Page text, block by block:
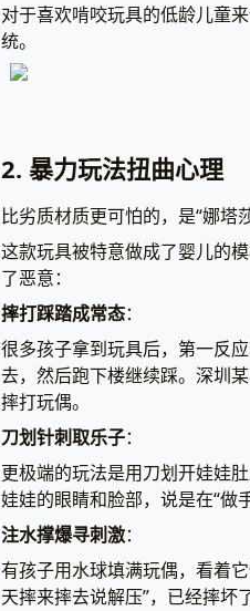
对于喜欢啃咬玩具的低龄儿童
统。
2. 暴力玩法扭曲心理
比劣质材质更可怕的，是“娜塔
这款玩具被特意做成了婴儿的
了恶意：
摔打踩踏成常态：
很多孩子拿到玩具后，第一反
去，然后跑下楼继续踩。深圳
摔打玩偶。
刀划针刺取乐子：
更极端的玩法是用刀划开娃娃
娃娃的眼睛和脸部，说是在“做手
注水撑爆寻刺激：
有孩子用水球填满玩偶，看着
天摔来摔去说解压”，已经摔坏